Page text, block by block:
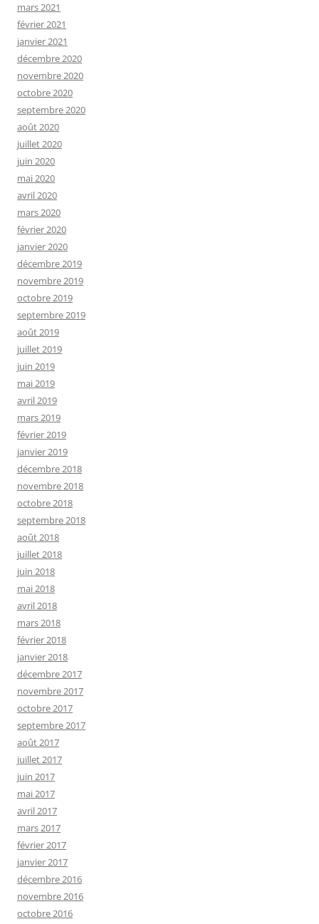
mars 2021
février 2021
janvier 2021
décembre 2020
novembre 2020
octobre 2020
septembre 2020
août 2020
juillet 2020
juin 2020
mai 2020
avril 2020
mars 2020
février 2020
janvier 2020
décembre 2019
novembre 2019
octobre 2019
septembre 2019
août 2019
juillet 2019
juin 2019
mai 2019
avril 2019
mars 2019
février 2019
janvier 2019
décembre 2018
novembre 2018
octobre 2018
septembre 2018
août 2018
juillet 2018
juin 2018
mai 2018
avril 2018
mars 2018
février 2018
janvier 2018
décembre 2017
novembre 2017
octobre 2017
septembre 2017
août 2017
juillet 2017
juin 2017
mai 2017
avril 2017
mars 2017
février 2017
janvier 2017
décembre 2016
novembre 2016
octobre 2016